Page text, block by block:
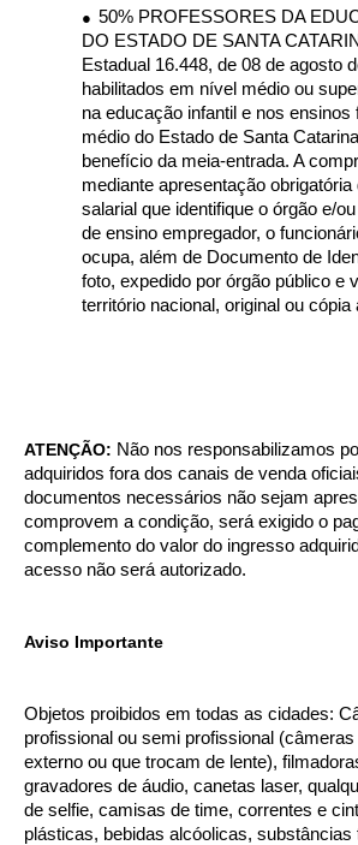
● 50% PROFESSORES DA
DO ESTADO DE SANTA
Estadual 16.448, de 08 de agosto
habilitados em nível médio ou
na educação infantil e nos ensinos
médio do Estado de Santa
benefício da meia-entrada. A
mediante apresentação
salarial que identifique o órgão e/
de ensino empregador, o
ocupa, além de Documento de
foto, expedido por órgão público e
território nacional, original ou cópia
ATENÇÃO: Não nos responsabilizamos
adquiridos fora dos canais de venda
documentos necessários não sejam
comprovem a condição, será exigido o
complemento do valor do ingresso
acesso não será autorizado.
Aviso Importante
Objetos proibidos em todas as cidades:
profissional ou semi profissional
externo ou que trocam de lente),
gravadores de áudio, canetas laser,
de selfie, camisas de time, correntes e
plásticas, bebidas alcóolicas,